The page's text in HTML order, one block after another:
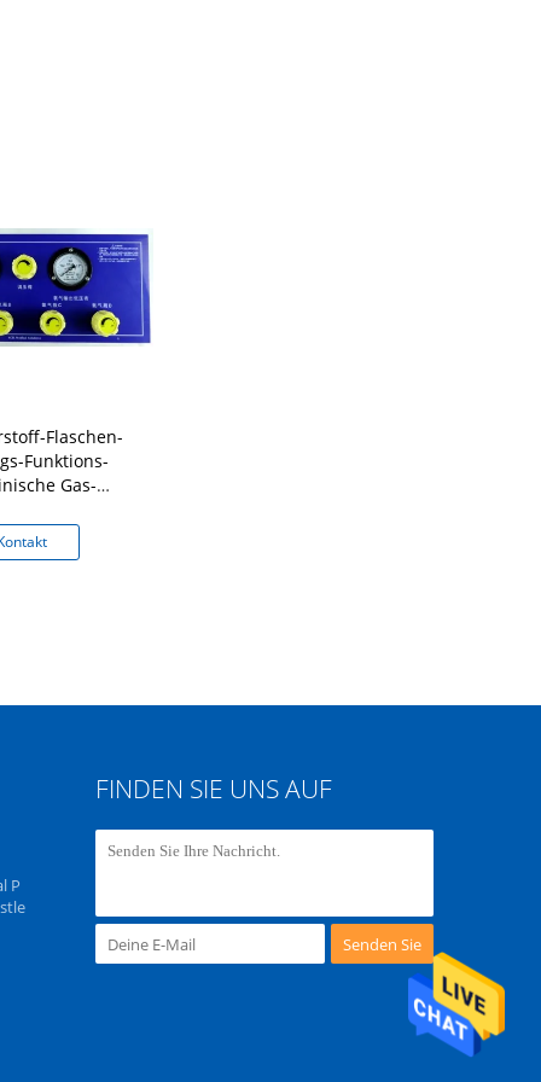
Flaschen-
Funktions-
Gas-
P
FINDEN SIE UNS AUF
Senden Sie